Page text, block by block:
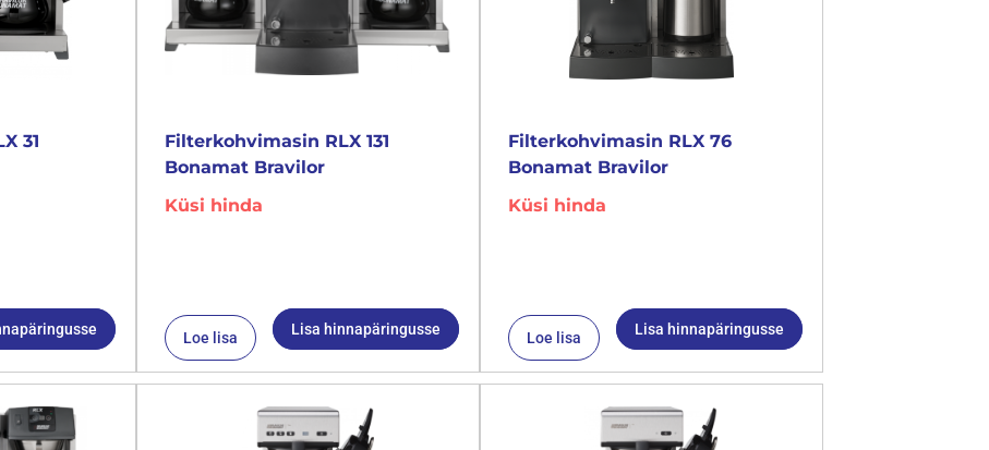
31
Filterkohvimasin RLX 131
Bonamat Bravilor
Küsi hinda
Loe lisa Lisa hinnapäringusse
Filterkohvimasin RLX 76
Bonamat Bravilor
Küsi hinda
Loe lisa Lisa hinnapäringusse